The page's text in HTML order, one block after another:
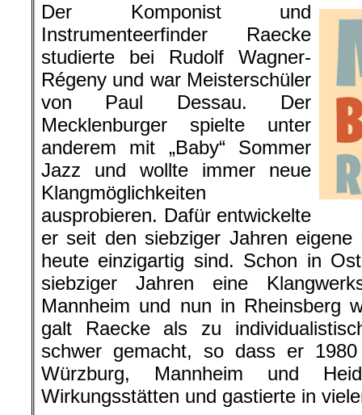
Der Komponist und
Instrumenteerfinder Raecke
studierte bei Rudolf Wagner-
Régeny und war Meisterschüler
von Paul Dessau. Der
Mecklenburger spielte unter
anderem mit „Baby“ Sommer
Jazz und wollte immer neue
Klangmöglichkeiten
ausprobieren. Dafür entwickelte
er seit den siebziger Jahren eigene
heute einzigartig sind. Schon in
siebziger Jahren eine
Mannheim und nun in Rheinsberg
galt Raecke als zu
schwer gemacht, so dass er
Würzburg, Mannheim und
Wirkungsstätten und gastierte in